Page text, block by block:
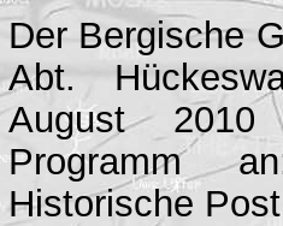
Der Bergische
Abt.
August 2010
Programm
Historische